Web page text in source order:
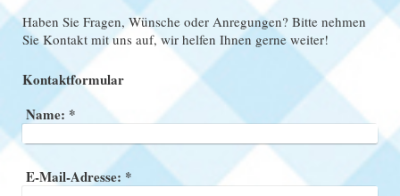
Haben Sie Fragen, Wünsche oder Anregungen? Bitte nehmen
Sie Kontakt mit uns auf, wir helfen Ihnen gerne weiter!
Kontaktformular
Name: *
E-Mail-Adresse: *